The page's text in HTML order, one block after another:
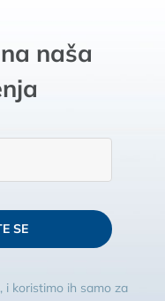
naša
SE
i koristimo ih samo za